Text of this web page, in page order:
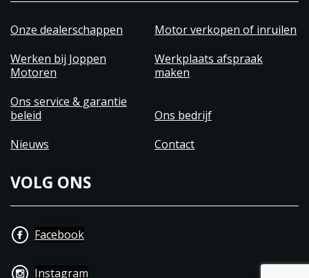
Onze dealerschappen
Motor verkopen of inruilen
Werken bij Joppen
Motoren
Werkplaats afspraak
maken
Ons service & garantie
beleid
Ons bedrijf
Nieuws
Contact
VOLG ONS
Facebook
Instagram